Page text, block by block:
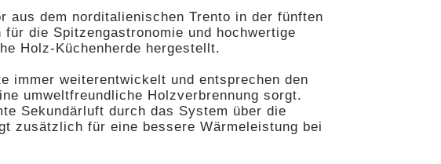
aus dem norditalienischen Trento in der fünften
die Spitzengastronomie und hochwertige
Holz-Küchenherde hergestellt.
immer weiterentwickelt und entsprechen den
umweltfreundliche Holzverbrennung sorgt.
Sekundärluft durch das System über die
zusätzlich für eine bessere Wärmeleistung bei